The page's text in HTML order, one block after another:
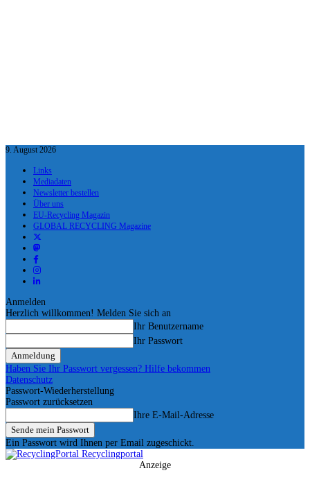
9. August 2026
Links
Mediadaten
Newsletter bestellen
Über uns
EU-Recycling Magazin
GLOBAL RECYCLING Magazine
Anmelden
Herzlich willkommen! Melden Sie sich an
Ihr Benutzername
Ihr Passwort
Haben Sie Ihr Passwort vergessen? Hilfe bekommen
Datenschutz
Passwort-Wiederherstellung
Passwort zurücksetzen
Ihre E-Mail-Adresse
Ein Passwort wird Ihnen per Email zugeschickt.
Recyclingportal
Anzeige